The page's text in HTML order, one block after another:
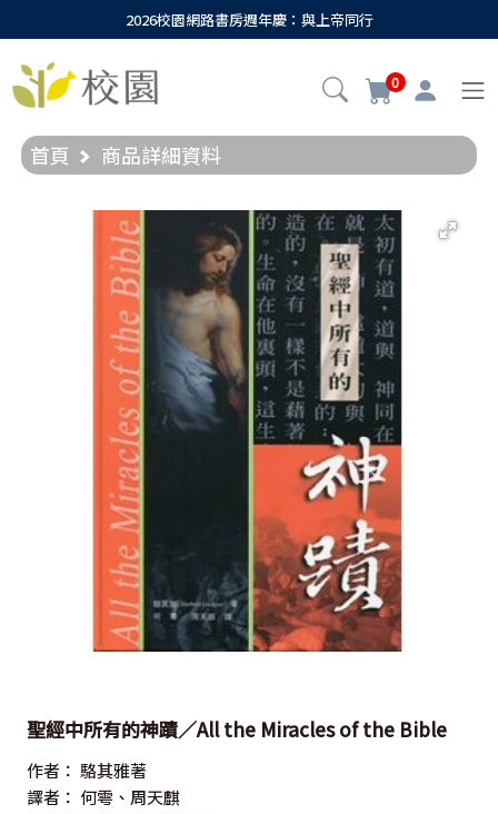
2026校園網路書房週年慶：與上帝同行
0
首頁 商品詳細資料
聖經中所有的神蹟／All the Miracles of the Bible
作者： 駱其雅著
譯者： 何雩、周天麒